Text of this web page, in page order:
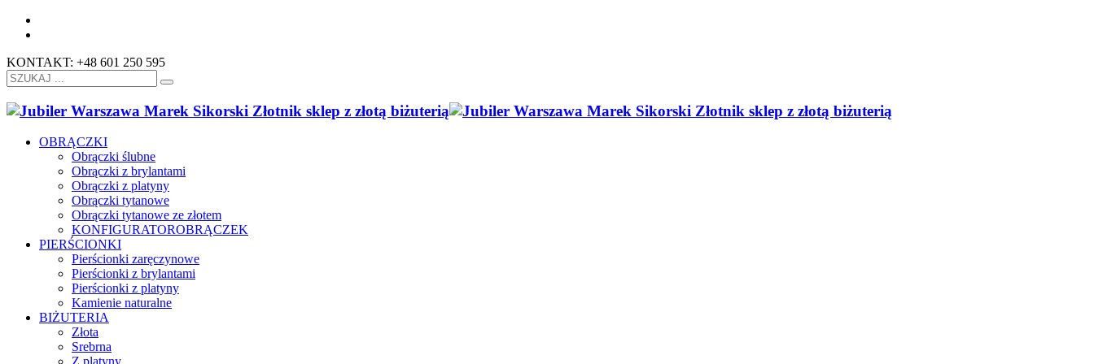
KONTAKT: +48 601 250 595
OBRĄCZKI
Obrączki ślubne
Obrączki z brylantami
Obrączki z platyny
Obrączki tytanowe
Obrączki tytanowe ze złotem
KONFIGURATOROBRĄCZEK
PIERŚCIONKI
Pierścionki zaręczynowe
Pierścionki z brylantami
Pierścionki z platyny
Kamienie naturalne
BIŻUTERIA
Złota
Srebrna